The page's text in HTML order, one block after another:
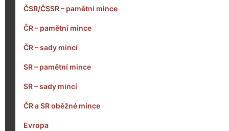
ČSR/ČSSR – pamětní mince
ČR – pamětní mince
ČR – sady mincí
SR – pamětní mince
SR – sady mincí
ČR a SR oběžné mince
Evropa